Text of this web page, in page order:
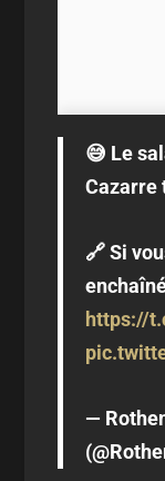
😅 Le
Cazarre
🔗 Si
https://
—